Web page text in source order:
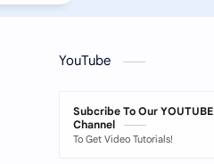
YouTube
Subcribe To Our YOUTUBE
Channel
To Get Video Tutorials!